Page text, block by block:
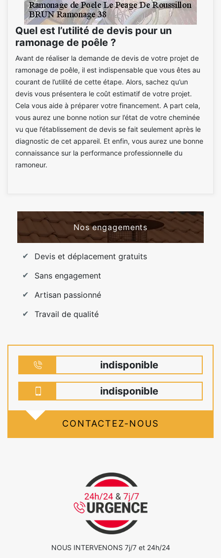
Quel est l’utilité de devis pour un
ramonage de poêle ?
Avant de réaliser la demande de devis de votre projet de
ramonage de poêle, il est indispensable que vous êtes au
courant de l’utilité de cette étape. Alors, sachez qu’un
devis vous présentera le coût estimatif de votre projet.
Cela vous aide à préparer votre financement. A part cela,
vous aurez une bonne notion sur l’état de votre cheminée
vu que l’établissement de devis se fait seulement après le
diagnostic de cet appareil. Et enfin, vous aurez une bonne
connaissance sur la performance professionnelle du
ramoneur.
Nos engagements
Devis et déplacement gratuits
Sans engagement
Artisan passionné
Travail de qualité
indisponible
indisponible
CONTACTEZ-NOUS
NOUS INTERVENONS 7j/7 et 24h/24